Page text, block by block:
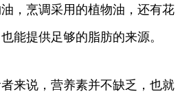
，烹调采用的植物油，还有花
能提供足够的脂肪的来源。
来说，营养素并不缺乏，也就